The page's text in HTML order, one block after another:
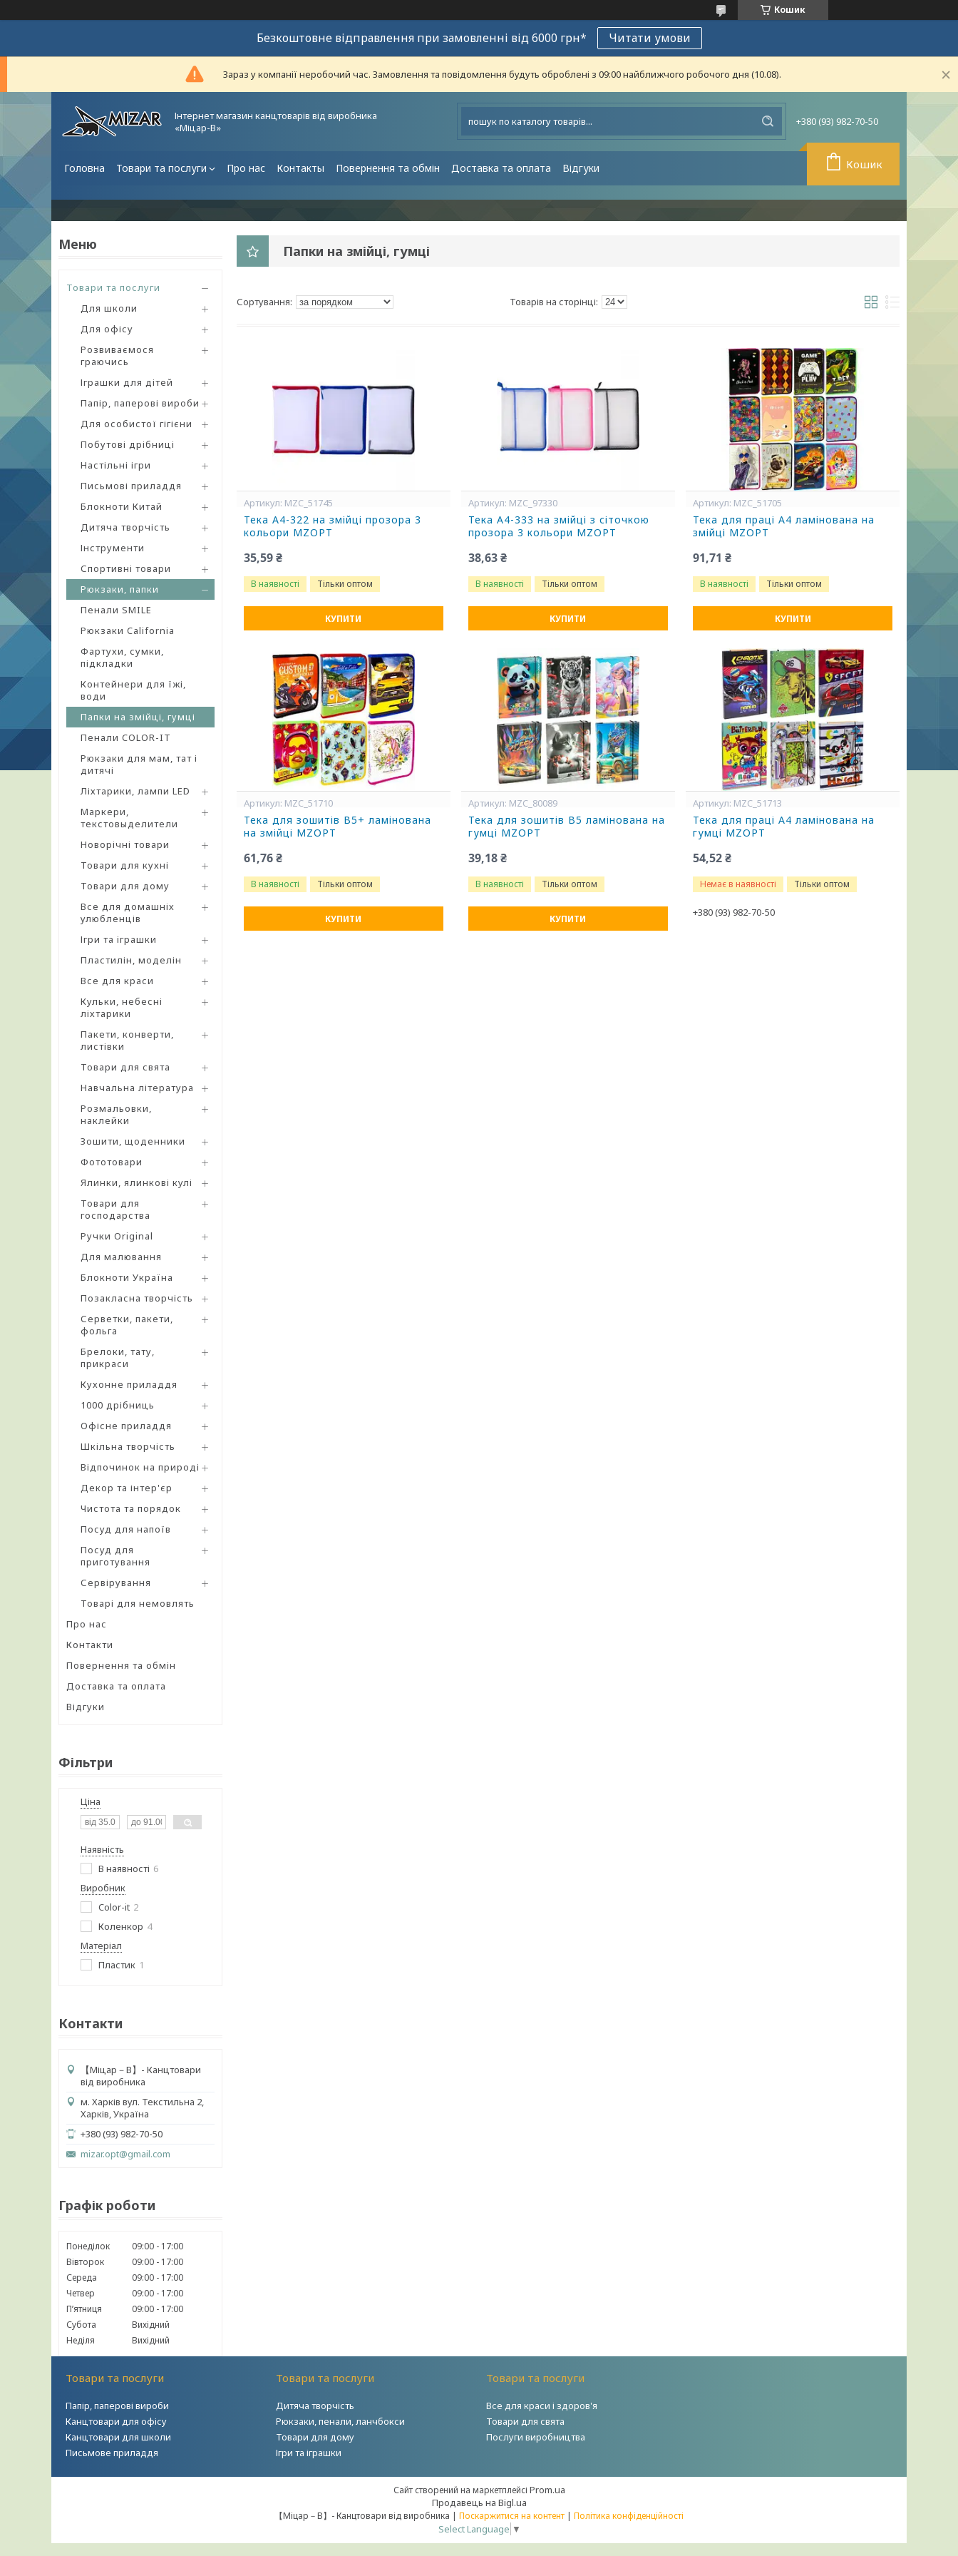
Кошик
Безкоштовне відправлення при замовленні від 6000 грн* Читати умови
Зараз у компанії неробочий час. Замовлення та повідомлення будуть оброблені з 09:00 найближчого робочого дня (10.08).
Інтернет магазин канцтоварів від виробника
«Міцар-В»
+380 (93) 982-70-50
Головна Товари та послуги Про нас Контакты Повернення та обмін Доставка та оплата Відгуки Кошик
Товари та послуги
Для школи
Для офісу
Розвиваємося
граючись
Іграшки для дітей
Папір, паперові вироби
Для особистої гігієни
Побутові дрібниці
Настільні ігри
Письмові приладдя
Блокноти Китай
Дитяча творчість
Інструменти
Спортивні товари
Рюкзаки, папки
Пенали SMILE
Рюкзаки California
Фартухи, сумки,
підкладки
Контейнери для їжі,
води
Папки на змійці, гумці
Пенали COLOR-IT
Рюкзаки для мам, тат і
дитячі
Ліхтарики, лампи LED
Маркери,
текстовыделители
Новорічні товари
Товари для кухні
Товари для дому
Все для домашніх
улюбленців
Ігри та іграшки
Пластилін, моделін
Все для краси
Кульки, небесні
ліхтарики
Пакети, конверти,
листівки
Товари для свята
Навчальна література
Розмальовки,
наклейки
Зошити, щоденники
Фототовари
Ялинки, ялинкові кулі
Товари для
господарства
Ручки Original
Для малювання
Блокноти Україна
Позакласна творчість
Серветки, пакети,
фольга
Брелоки, тату,
прикраси
Кухонне приладдя
1000 дрібниць
Офісне приладдя
Шкільна творчість
Відпочинок на природі
Декор та інтер'єр
Чистота та порядок
Посуд для напоїв
Посуд для
приготування
Сервірування
Товарі для немовлять
Про нас
Контакти
Повернення та обмін
Доставка та оплата
Відгуки
Фільтри
Ціна
Наявність
В наявності 6
Виробник
Color-it 2
Коленкор 4
Матеріал
Пластик 1
Контакти
【 Міцар－В】- Канцтовари
від виробника
м. Харків вул. Текстильна 2,
Харків, Україна
+380 (93) 982-70-50
mizar.opt@gmail.com
Графік роботи
Понеділок 09:00
17:00
Вівторок
09:00
17:00
Середа
09:00
17:00
Четвер
09:00
17:00
Пʼятниця
09:00
17:00
Субота
Вихідний
Неділя
Вихідний
Папки на змійці, гумці
MZC_51745
Тека А4-322 на змійці прозора 3
кольори MZOPT
35,59 ₴
В наявності Тільки оптом
КУПИТИ
MZC_97330
Тека А4-333 на змійці з сіточкою
прозора 3 кольори MZOPT
38,63 ₴
В наявності Тільки оптом
КУПИТИ
MZC_51705
Тека для праці А4 ламінована на
змійці MZOPT
91,71 ₴
В наявності Тільки оптом
КУПИТИ
MZC_51710
Тека для зошитів В5+ ламінована
на змійці MZOPT
61,76 ₴
В наявності Тільки оптом
КУПИТИ
MZC_80089
Тека для зошитів В5 ламінована на
гумці MZOPT
39,18 ₴
В наявності Тільки оптом
КУПИТИ
MZC_51713
Тека для праці А4 ламінована на
гумці MZOPT
54,52 ₴
Немає в наявності Тільки оптом
+380 (93) 982-70-50
Товари та послуги
Папір, паперові вироби
Канцтовари для офісу
Канцтовари для школи
Письмове приладдя
Товари та послуги
Дитяча творчість
Рюкзаки, пенали, ланчбокси
Товари для дому
Ігри та іграшки
Товари та послуги
Все для краси і здоров'я
Товари для свята
Послуги виробництва
Сайт створений на маркетплейсі Prom.ua
Продавець на Bigl.ua
【 Міцар－В】- Канцтовари від виробника | Поскаржитися на контент | Політика конфіденційності
Select Language ▼